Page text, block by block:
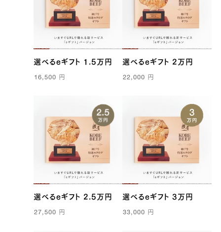
選べるeギフト 1.5万円
16,500 円
選べるeギフト 2万円
22,000 円
選べるeギフト 2.5万円
27,500 円
選べるeギフト 3万円
33,000 円